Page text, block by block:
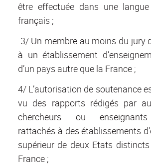
être effectuée dans une
français ;
3/ Un membre au moins du jury
à un établissement
d’un pays autre que la France ;
4/ L’autorisation de soutenance
vu des rapports rédigés par
chercheurs ou
rattachés à des établissements
supérieur de deux Etats
France ;